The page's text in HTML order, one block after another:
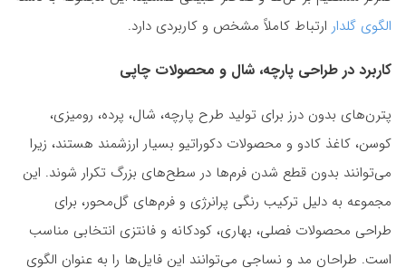
الگوی گلدار ارتباط کاملاً مشخص و کاربردی دارد.
کاربرد در طراحی پارچه، شال و محصولات چاپی
پترن‌های بدون درز برای تولید طرح پارچه، شال، پرده، رومیزی،
کوسن، کاغذ کادو و محصولات دکوراتیو بسیار ارزشمند هستند، زیرا
می‌توانند بدون قطع شدن فرم‌ها در سطح‌های بزرگ تکرار شوند. این
مجموعه به دلیل ترکیب رنگی پرانرژی و فرم‌های گل‌محور، برای
طراحی محصولات فصلی، بهاری، کودکانه و فانتزی انتخابی مناسب
است. طراحان مد و نساجی می‌توانند این فایل‌ها را به عنوان الگوی